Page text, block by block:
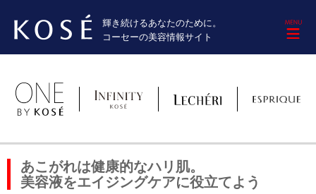
輝き続けるあなたのために。
コーセーの美容情報サイト
あこがれは健康的なハリ肌。
美容液をエイジングケアに役立てよう